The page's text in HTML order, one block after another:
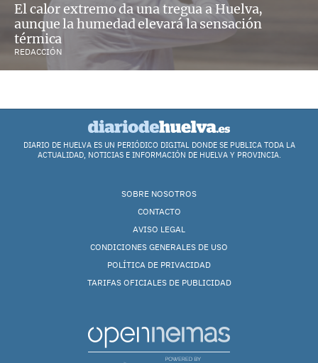
El calor extremo da una tregua a Huelva,
aunque la humedad elevará la sensación
térmica
REDACCIÓN
DIARIO DE HUELVA ES UN PERIÓDICO DIGITAL DONDE SE PUBLICA TODA LA
ACTUALIDAD, NOTICIAS E INFORMACIÓN DE HUELVA Y PROVINCIA.
SOBRE NOSOTROS
CONTACTO
AVISO LEGAL
CONDICIONES GENERALES DE USO
POLÍTICA DE PRIVACIDAD
TARIFAS OFICIALES DE PUBLICIDAD